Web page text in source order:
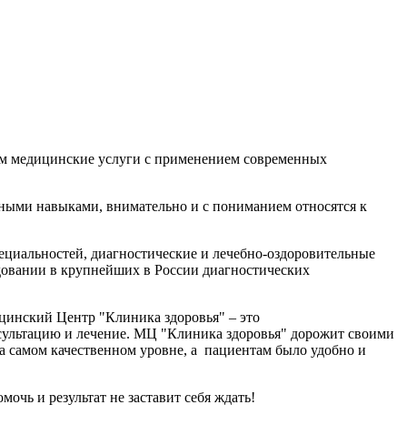
медицинские услуги с применением современных
навыками, внимательно и с пониманием относятся к
диагностические и лечебно-оздоровительные
в крупнейших в России диагностических
Центр "Клиника здоровья" – это
и лечение. МЦ "Клиника здоровья" дорожит своими
самом качественном уровне, а пациентам было удобно и
и результат не заставит себя ждать!